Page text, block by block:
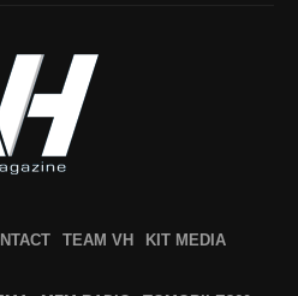
TEAM VH KIT MEDIA